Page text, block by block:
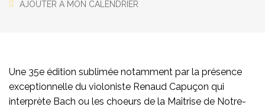
AJOUTER À MON CALENDRIER
Une 35e édition sublimée notamment par la présence
exceptionnelle du violoniste Renaud Capuçon qui
interprète Bach ou les choeurs de la Maîtrise de Notre-